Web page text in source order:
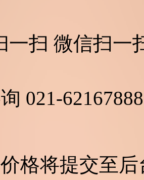
微信扫一
021-62167888
格将提交至